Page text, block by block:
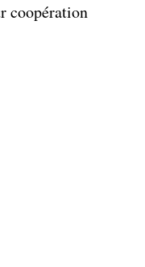
coopération